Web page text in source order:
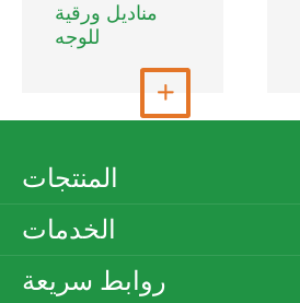
مناديل ورقية
للوجه
عرض المزيد

المنتجات
الخدمات
روابط سريعة